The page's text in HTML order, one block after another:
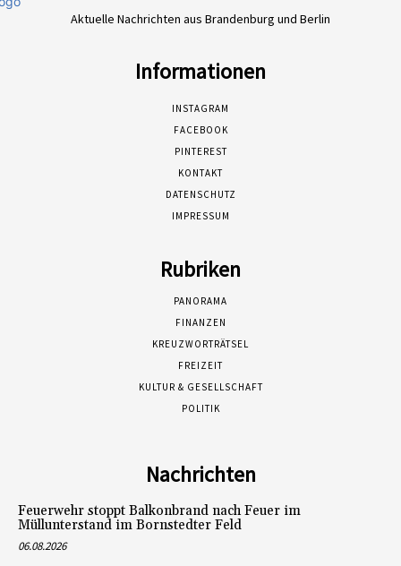
Aktuelle Nachrichten aus Brandenburg und Berlin
Informationen
INSTAGRAM
FACEBOOK
PINTEREST
KONTAKT
DATENSCHUTZ
IMPRESSUM
Rubriken
PANORAMA
FINANZEN
KREUZWORTRÄTSEL
FREIZEIT
KULTUR & GESELLSCHAFT
POLITIK
Nachrichten
Feuerwehr stoppt Balkonbrand nach Feuer im
Müllunterstand im Bornstedter Feld
06.08.2026